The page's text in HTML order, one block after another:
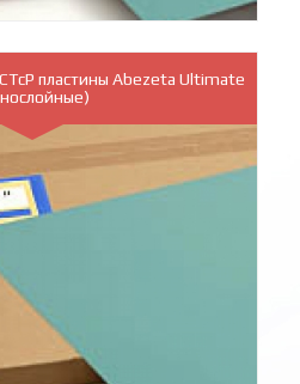
пластины Abezeta Ultimate